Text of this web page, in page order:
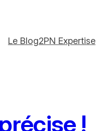
Le Blog2PN Expertise
!